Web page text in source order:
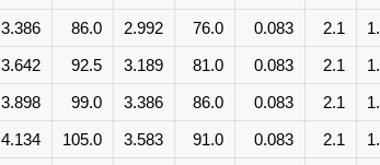
2.1
0.083
76.0
2.992
86.0
3.386
2.1
0.083
81.0
3.189
92.5
3.642
2.1
0.083
86.0
3.386
99.0
3.898
2.1
0.083
91.0
3.583
105.0
4.134